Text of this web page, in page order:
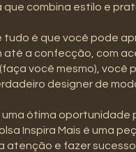
que combina estilo e
tudo é que você pode
até a confecção, com
você mesmo), você
designer de
uma ótima
Inspira Mais é uma
atenção e fazer